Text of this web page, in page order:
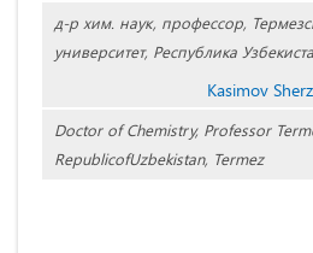
д-р хим. наук, профессор,
университет, Республика
Kasimov
Doctor of Chemistry, Professor
RepublicofUzbekistan, Termez